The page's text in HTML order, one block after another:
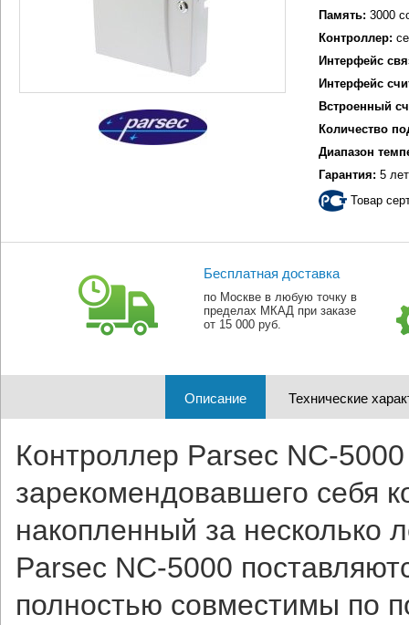
Память: 3000
Контроллер:
Интерфейс
Интерфейс
Встроенный
Количество
Диапазон
Гарантия: 5 лет
Товар
Бесплатная доставка
по Москве в любую точку в
пределах МКАД при заказе
от 15 000 руб.
Описание Технические
Контроллер Parsec NC-5000
зарекомендовавшего себя
накопленный за несколько
Parsec NC-5000
полностью совместимы по